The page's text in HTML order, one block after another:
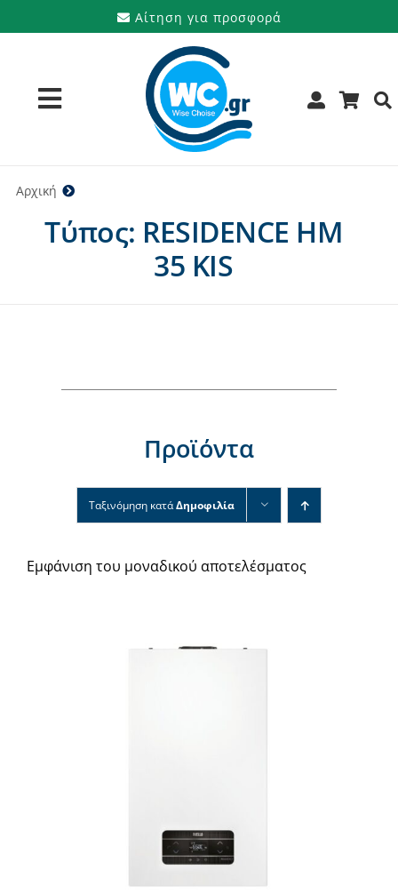
στο
Αίτηση για προσφορά
Toggle
Navigation
Προϊόντα
Υπηρεσίες
Αρχική
Τύπος: RESIDENCE HM
35 KIS
Προϊόντα
Ταξινόμηση κατάΔημοφιλία
Εμφάνιση του μοναδικού αποτελέσματος